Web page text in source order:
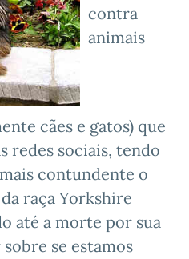
contra
animais
cães e gatos) que
redes sociais, tendo
contundente o
raça Yorkshire
até a morte por sua
se estamos